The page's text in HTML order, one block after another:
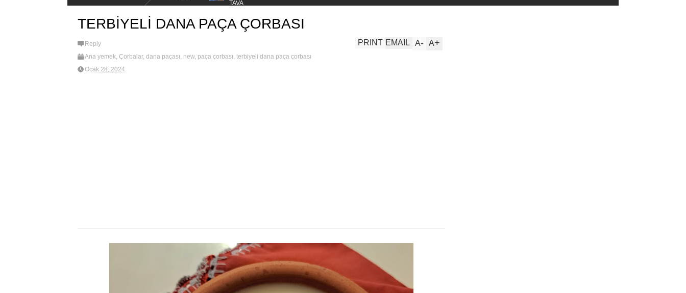
TERBİYELİ DANA PAÇA ÇORBASI
Reply
Ana yemek, Çorbalar, dana paçası, new, paça çorbası, terbiyeli dana paça çorbası
Ocak 28, 2024
A+
A-
EMAIL
PRINT